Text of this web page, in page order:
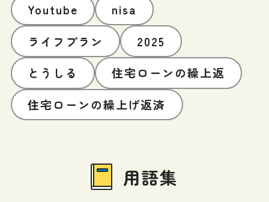
Youtube
nisa
ライフプラン
2025
とうしる
住宅ローンの繰上返
住宅ローンの繰上げ返済
用語集